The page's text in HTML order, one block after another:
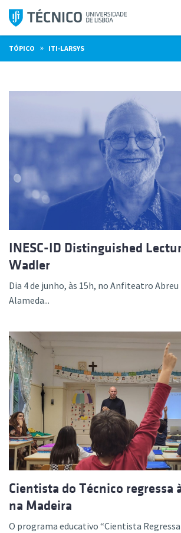
Saltar
para
o
conteúdo
TÓPICO » ITI-LARSYS
INESC-ID Distinguished
Wadler
Dia 4 de junho, às 15h, no Anfiteatro Abreu
Alameda...
Cientista do Técnico regressa
na Madeira
O programa educativo “Cientista